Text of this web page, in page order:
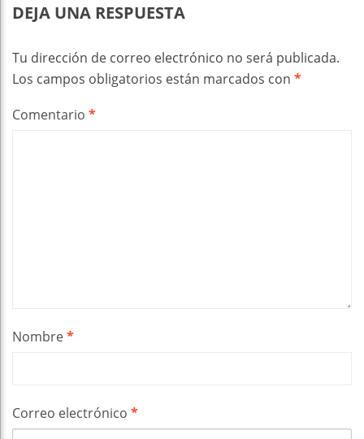
DEJA UNA RESPUESTA
Tu dirección de correo electrónico no será publicada.
Los campos obligatorios están marcados con *
Comentario *
Nombre*
Correo electrónico *